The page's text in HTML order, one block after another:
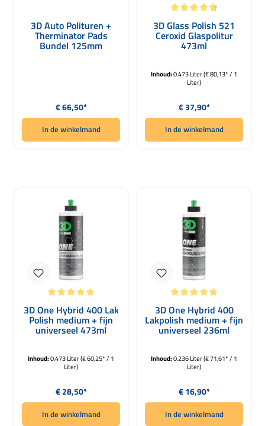
3D Auto Polituren +
Therminator Pads
Bundel 125mm
Normale prijs:
€ 66,50*
In de winkelmand
3D Glass Polish 521
Ceroxid Glaspolitur
473ml
Inhoud:0.473 Liter(€ 80,13* / 1
Liter)
Normale prijs:
€ 37,90*
In de winkelmand
Gemiddelde waardering van 5 van 5 sterren
3D One Hybrid 400 Lak
Polish medium + fijn
universeel 473ml
Inhoud:0.473 Liter(€ 60,25* / 1
Liter)
Normale prijs:
€ 28,50*
In de winkelmand
Gemiddelde waardering van 5 van
3D One Hybrid 400
Lakpolish medium + fijn
universeel 236ml
Inhoud:0.236 Liter(€ 71,61* / 1
Liter)
Normale prijs:
€ 16,90*
In de winkelmand